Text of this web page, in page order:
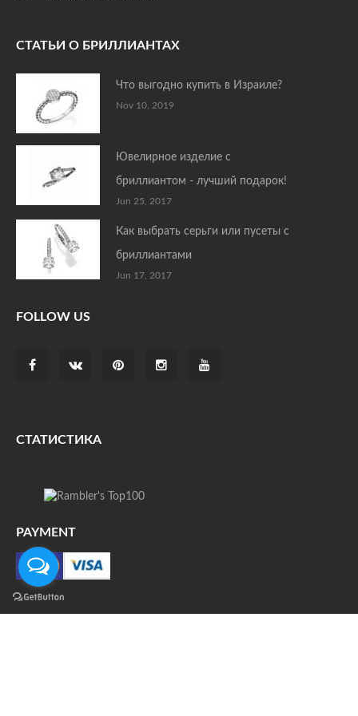
СТАТЬИ О БРИЛЛИАНТАХ
Что выгодно купить в Израиле?
Nov 10, 2019
Ювелирное изделие с
бриллиантом - лучший подарок!
Jun 25, 2017
Как выбрать серьги или пусеты с
бриллиантами
Jun 17, 2017
FOLLOW US
СТАТИСТИКА
PAYMENT